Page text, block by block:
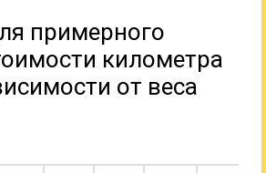
примерного
километра
от веса